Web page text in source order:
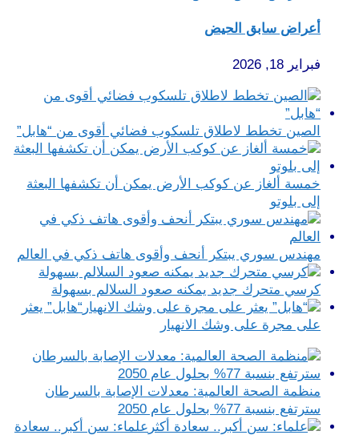
أعراض سابق الحيض
فبراير 18, 2026
الصين تخطط لاطلاق تلسكوب فضائي أقوى من “هابل”
خمسة ألغاز عن كوكب الأرض يمكن أن تكشفها البعثة
إلى بلوتو
مهندس سوري يبتكر أنحف وأقوى هاتف ذكي في العالم
كرسي متحرك جديد يمكنه صعود السلالم بسهولة
“هابل” يعثر
على مجرة على وشك الانهيار
منظمة الصحة العالمية: معدلات الإصابة بالسرطان
سترتفع بنسبة 77% بحلول عام 2050
علماء: سن أكبر.. سعادة